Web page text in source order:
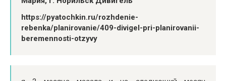
https://pyatochkin.ru/rozhdenie-
rebenka/planirovanie/409-divigel-pri-planirovanii-
beremennosti-otzyvy